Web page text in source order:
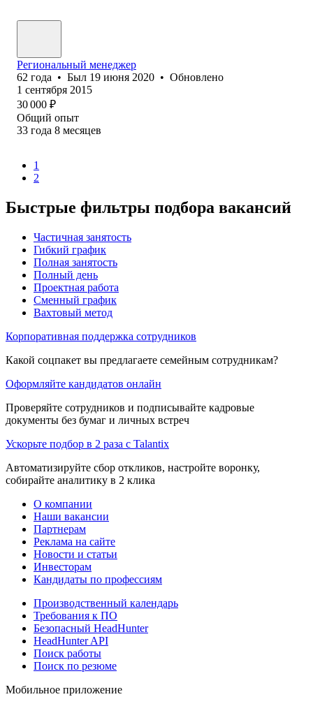
Региональный менеджер
62 года • Был 19 июня 2020 • Обновлено
1 сентября 2015
30 000 ₽
Общий опыт
33 года 8 месяцев
1
2
Быстрые фильтры подбора вакансий
Частичная занятость
Гибкий график
Полная занятость
Полный день
Проектная работа
Сменный график
Вахтовый метод
Корпоративная поддержка сотрудников
Какой соцпакет вы предлагаете семейным сотрудникам?
Оформляйте кандидатов онлайн
Проверяйте сотрудников и подписывайте кадровые
документы без бумаг и личных встреч
Ускорьте подбор в 2 раза с Talantix
Автоматизируйте сбор откликов, настройте воронку,
собирайте аналитику в 2 клика
О компании
Наши вакансии
Партнерам
Реклама на сайте
Новости и статьи
Инвесторам
Кандидаты по профессиям
Производственный календарь
Требования к ПО
Безопасный HeadHunter
HeadHunter API
Поиск работы
Поиск по резюме
Мобильное приложение